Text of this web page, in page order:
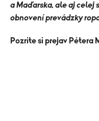
a Maďarska, ale aj celej
obnovení prevádzky
Pozrite si prejav Pétera